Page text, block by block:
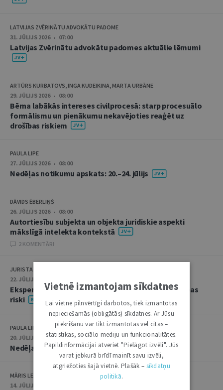
LATVIJAS ZVĒRINĀTU ADVOKĀTU PADOME
31. JŪLIJS 2026 • 07:00
Latvijas Zvērinātu advokātu padomes aktuālie lēmumi
ARTŪRS KURBATOVS, INGA KUDEIKINA, MARTA URBĀNE
29. JŪLIJS 2026 • 08:00
Bērna labākās intereses civilprocesā: starp procesuālo
formālismu un pienākumu nekavējoties reaģēt uz
drošības riskiem
PAULA LIPE
27. JŪLIJS 2026 • 08:00
Nedēļas notikumu apskats: 20.–24. jūlijs
DĀVIDS ĒBERLIŅŠ
26. JŪLIJS 2026 • 08:00
Autortiesību subjekta un objekta juridiskie aspekti
mākslīgā intelekta kontekstā
2 KOMENTĀRI
JURISTA VĀRDS
22. JŪLIJS 2026 • 14:00
Ekspertu saruna jūlijā: krimināltiesības un būvniecības
riski
PAULA LIPE
20. JŪLIJS 2026 • 16:05
Nedēļas notikumu apskats: 13.–17. jūlijs
MĀRIS LEJA
14. JŪLIJS 2026
Vietnē izmantojam sīkdatnes
Lai vietne pilnvērtīgi darbotos, tiek izmantotas
nepieciešamās (obligātās) sīkdatnes. Ar Jūsu
piekrišanu var tikt izmantotas vēl citas –
statistikas, sociālo mediju un funkcionalitātes.
Papildinformācijai atveriet "Pielāgot izvēli". Jūs
varat jebkurā brīdī mainīt savu izvēli,
atgriežoties šajā vietnē. Plašāk – sīkdatņu
politikā.